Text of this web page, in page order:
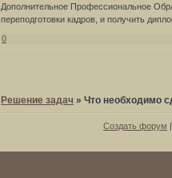
Дополнительное Профессиональное
переподготовки кадров, и получить
0
Решение задач »Что необходимо
Создать форум